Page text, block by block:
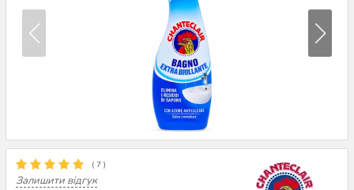
( 7 )
Залишити відгук